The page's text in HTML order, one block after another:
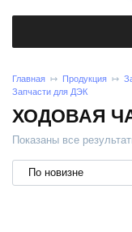
Главная Продукция
Запчасти для ДЭК
ХОДОВАЯ
Показаны все